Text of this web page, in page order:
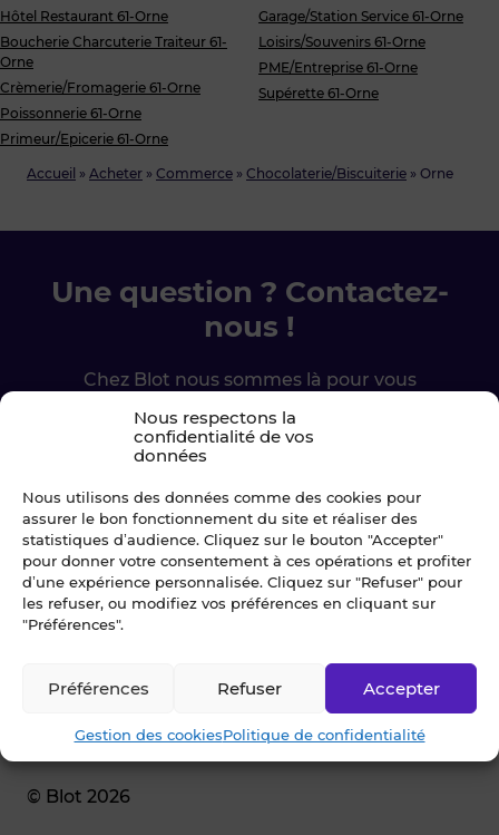
Nous respectons la
confidentialité de vos
données
Nous utilisons des données comme des cookies pour
assurer le bon fonctionnement du site et réaliser des
statistiques d’audience. Cliquez sur le bouton "Accepter"
pour donner votre consentement à ces opérations et profiter
d’une expérience personnalisée. Cliquez sur "Refuser" pour
les refuser, ou modifiez vos préférences en cliquant sur
"Préférences".
Accepter
Refuser
Préférences
Gestion des cookiesPolitique de confidentialité
Accueil » Acheter » Commerce » Chocolaterie/Biscuiterie » Orne
Hôtel Restaurant 61-Orne
Boucherie Charcuterie Traiteur 61-
Orne
Crèmerie/Fromagerie 61-Orne
Poissonnerie 61-Orne
Primeur/Epicerie 61-Orne
Garage/Station Service 61-Orne
Loisirs/Souvenirs 61-Orne
PME/Entreprise 61-Orne
Supérette 61-Orne
Une question ? Contactez-
nous !
Chez Blot nous sommes là pour vous
accompagner à chaque étape.
Ecrivez-nous
02 99 79 33 34
© Blot 2026